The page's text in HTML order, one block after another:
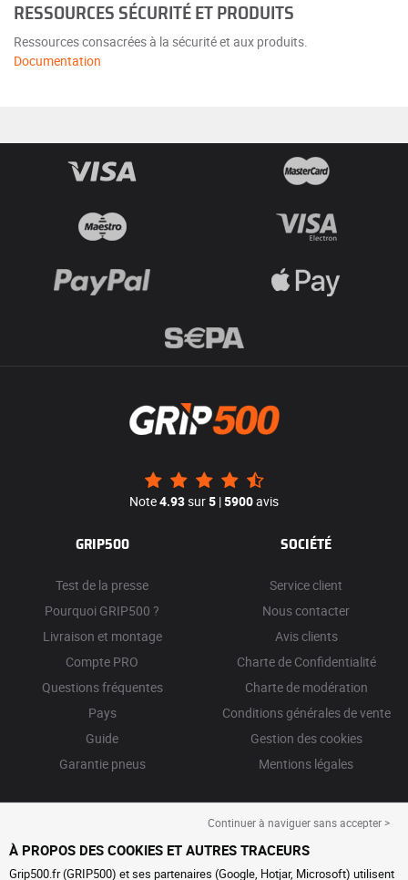
RESSOURCES SÉCURITÉ ET PRODUITS
Ressources consacrées à la sécurité et aux produits.
Documentation
Note4.93sur5 |5900avis
GRIP500
Test de la presse
Pourquoi GRIP500 ?
Livraison et montage
Compte PRO
Questions fréquentes
Pays
Guide
Garantie pneus
SOCIÉTÉ
Service client
Nous contacter
Avis clients
Charte de Confidentialité
Charte de modération
Conditions générales de vente
Gestion des cookies
Mentions légales
Continuer à naviguer sans accepter >
À PROPOS DES COOKIES ET AUTRES TRACEURS
Grip500.fr (GRIP500) et ses partenaires (Google, Hotjar, Microsoft) utilisent